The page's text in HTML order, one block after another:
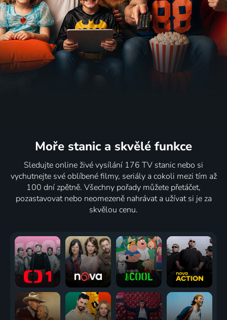
Moře stanic a skvělé funkce
Sledujte online živé vysílání 176 TV stanic nebo si
vychutnejte své oblíbené filmy, seriály a cokoli mezi tím až
100 dní zpětně. Všechny pořady můžete přetáčet,
pozastavovat nebo neomezeně nahrávat a užívat si je za
skvělou cenu.